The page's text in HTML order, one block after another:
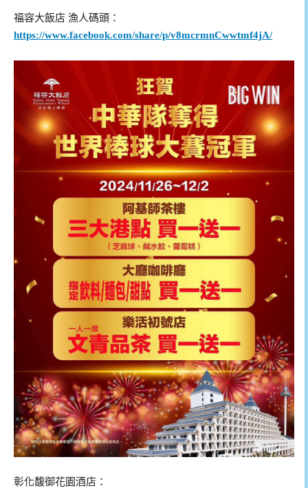
福容大飯店 漁人碼頭：
https://www.facebook.com/share/p/v8mcrmnCwwtmf4jA/
彰化馥御花園酒店：